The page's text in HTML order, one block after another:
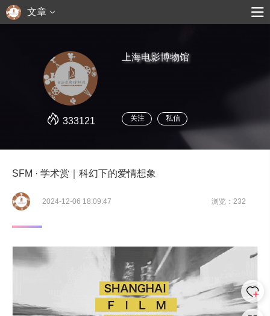
文章
333121
上海电影博物馆
关注 私信
SFM · 学术赏｜科幻下的爱情想象
2024-12-06 18:09:47 浏览：232